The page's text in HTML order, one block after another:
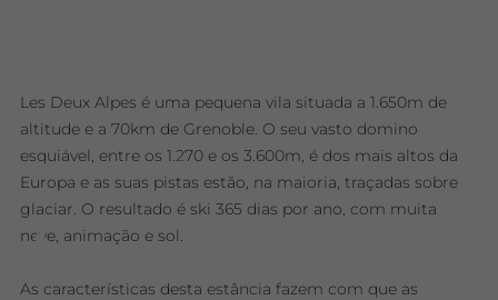
Les Deux Alpes é uma pequena vila situada a 1.650m de
altitude e a 70km de Grenoble. O seu vasto domino
esquiável, entre os 1.270 e os 3.600m, é dos mais altos da
Europa e as suas pistas estão, na maioria, traçadas sobre
glaciar. O resultado é ski 365 dias por ano, com muita
neve, animação e sol.
As características desta estância fazem com que as